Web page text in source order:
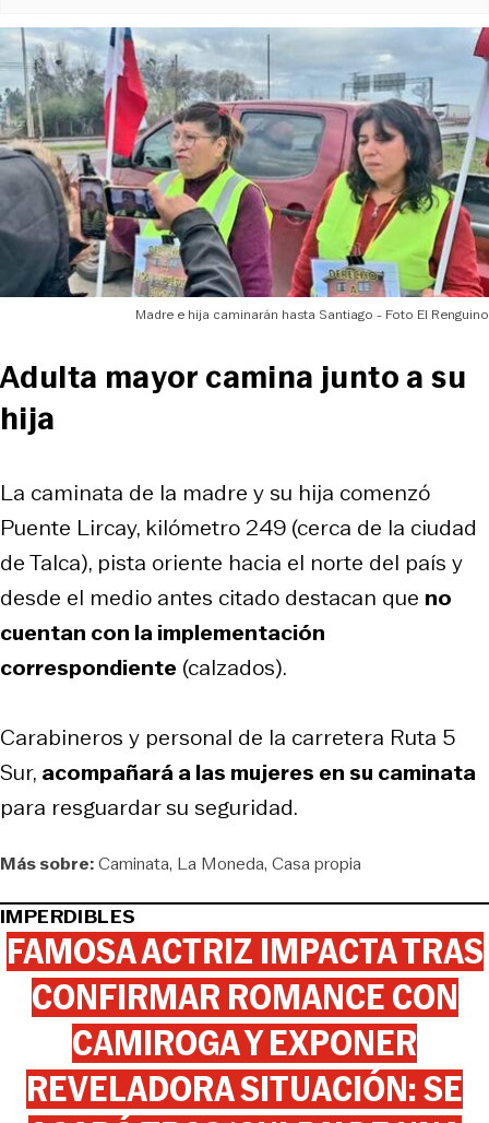
Madre e hija caminarán hasta Santiago - Foto El Renguino
Adulta mayor camina junto a su
hija
La caminata de la madre y su hija comenzó
Puente Lircay, kilómetro 249 (cerca de la ciudad
de Talca), pista oriente hacia el norte del país y
desde el medio antes citado destacan que no
cuentan con la implementación
correspondiente (calzados).
Carabineros y personal de la carretera Ruta 5
Sur, acompañará a las mujeres en su caminata
para resguardar su seguridad.
Más sobre:Caminata La Moneda Casa propia
IMPERDIBLES
FAMOSA ACTRIZ IMPACTA TRAS
CONFIRMAR ROMANCE CON
CAMIROGA Y EXPONER
REVELADORA SITUACIÓN: SE